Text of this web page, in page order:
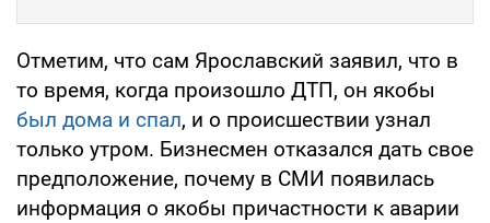
Отметим, что сам Ярославский заявил, что в
то время, когда произошло ДТП, он якобы
был дома и спал, и о происшествии узнал
только утром. Бизнесмен отказался дать свое
предположение, почему в СМИ появилась
информация о якобы причастности к аварии